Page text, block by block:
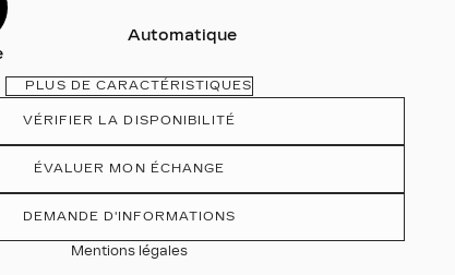
Automatique
PLUS DE CARACTÉRISTIQUES
VÉRIFIER LA DISPONIBILITÉ
ÉVALUER MON ÉCHANGE
DEMANDE D'INFORMATIONS
Mentions légales